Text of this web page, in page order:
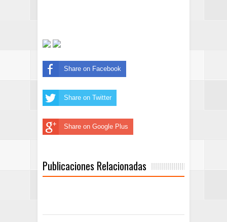
Share on Facebook
Share on Twitter
Share on Google Plus
Publicaciones Relacionadas